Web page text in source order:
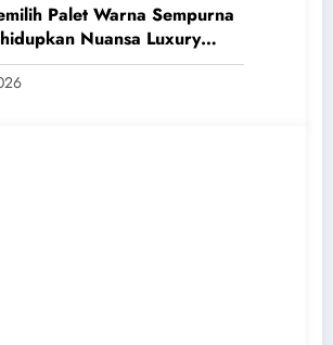
Palet Warna Sempurna
Nuansa Luxury